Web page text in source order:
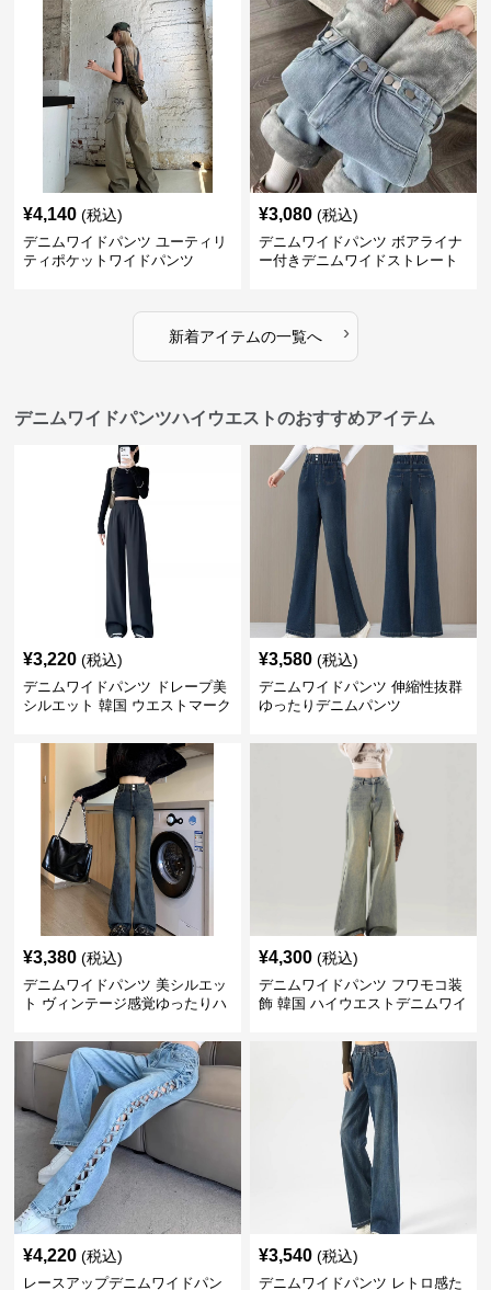
¥4,140 (税込)
デニムワイドパンツ ユーティリ
ティポケットワイドパンツ
¥3,080 (税込)
デニムワイドパンツ ボアライナ
ー付きデニムワイドストレート
新着アイテムの一覧へ ›
デニムワイドパンツハイウエストのおすすめアイテム
¥3,220 (税込)
デニムワイドパンツ ドレープ美
シルエット 韓国 ウエストマーク
¥3,580 (税込)
デニムワイドパンツ 伸縮性抜群
ゆったりデニムパンツ
¥3,380 (税込)
デニムワイドパンツ 美シルエッ
ト ヴィンテージ感覚ゆったりハ
¥4,300 (税込)
デニムワイドパンツ フワモコ装
飾 韓国 ハイウエストデニムワイ
¥4,220 (税込)
レースアップデニムワイドパン
¥3,540 (税込)
デニムワイドパンツ レトロ感た